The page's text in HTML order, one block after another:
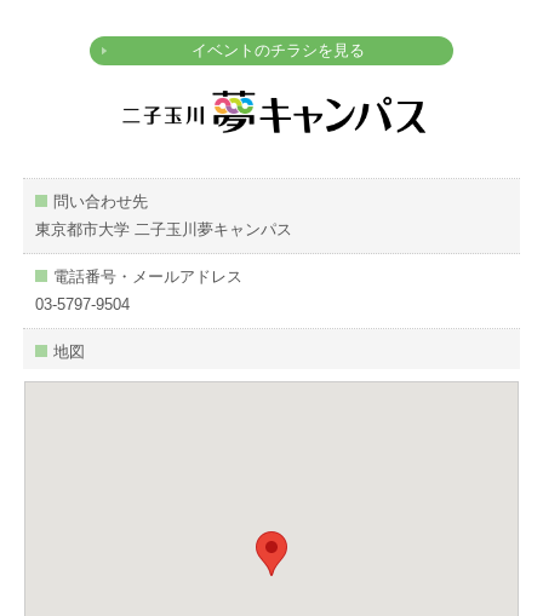
イベントのチラシを見る
問い合わせ先
東京都市大学 二子玉川夢キャンパス
電話番号・メールアドレス
03-5797-9504
地図